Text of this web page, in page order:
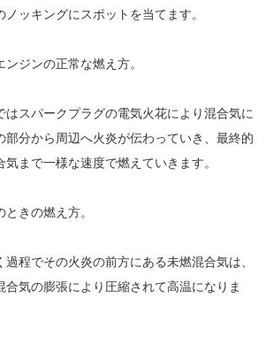
ッキングにスポットを当てます。
ジンの正常な燃え方。
はスパークプラグの電気火花により混合気に
部分から周辺へ火炎が伝わっていき、最終的
まで一様な速度で燃えていきます。
きの燃え方。
程でその火炎の前方にある未燃混合気は、
合気の膨張により圧縮されて高温になりま